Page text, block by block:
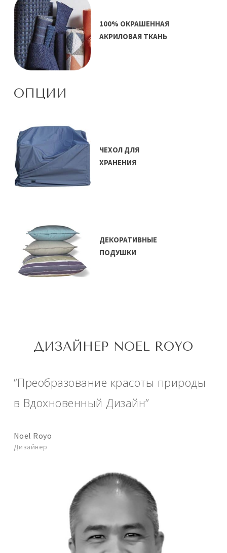
100% ОКРАШЕННАЯ
АКРИЛОВАЯ ТКАНЬ
ОПЦИИ
ЧЕХОЛ ДЛЯ
ХРАНЕНИЯ
ДЕКОРАТИВНЫЕ
ПОДУШКИ
ДИЗАЙНЕР NOEL ROYO
“Преобразование красоты природы
в Вдохновенный Дизайн”
Noel Royo
Дизайнер